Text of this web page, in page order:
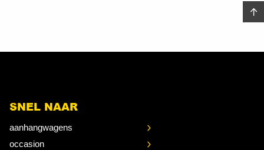
SNEL NAAR
aanhangwagens
occasion